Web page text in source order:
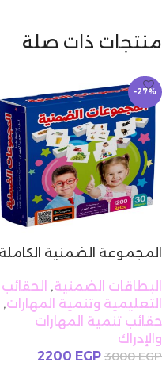
منتجات ذات صلة
-27%
المجموعة الضمنية الكاملة
البطاقات الضمنية, الحقائب
التعليمية وتنمية المهارات,
حقائب تنمية المهارات
والإدراك
3000EGP
2200 EGP